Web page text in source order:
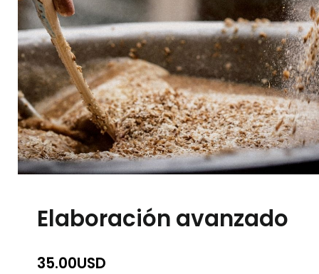
Elaboración avanzado
35.00USD